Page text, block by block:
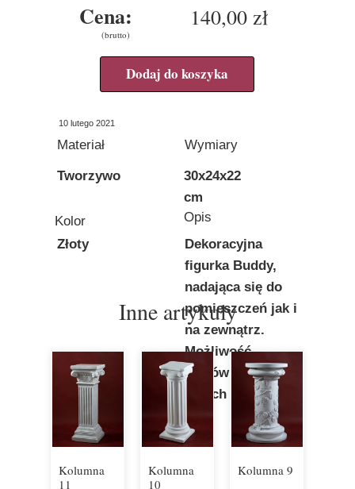
140,00 zł
Tworzywo
Materiał Wymiary
Opis
Cena:
(brutto)
Dodaj do koszyka
30x24x22
cm
Dekoracyjna
figurka Buddy,
nadająca się do
pomieszczeń jak i
na zewnątrz.
Możliwość
zamówienia w
innych kolorach.
Złoty
Kolor
10 lutego 2021
Kolumna
11
Kolumna
10
Kolumna 9
Inne artykuły